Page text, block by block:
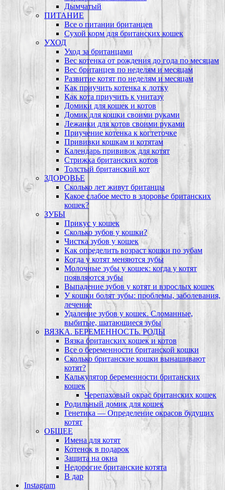
Дымчатый
ПИТАНИЕ
Все о питании британцев
Сухой корм для британских кошек
УХОД
Уход за британцами
Вес котенка от рождения до года по месяцам
Вес британцев по неделям и месяцам
Развитие котят по неделям и месяцам
Как приучить котенка к лотку
Как кота приучить к унитазу
Домики для кошек и котов
Домик для кошки своими руками
Лежанки для котов своими руками
Приучение котенка к когтеточке
Прививки кошкам и котятам
Календарь прививок для котят
Стрижка британских котов
Толстый британский кот
ЗДОРОВЬЕ
Сколько лет живут британцы
Какое слабое место в здоровье британских
кошек?
ЗУБЫ
Прикус у кошек
Сколько зубов у кошки?
Чистка зубов у кошек
Как определить возраст кошки по зубам
Когда у котят меняются зубы
Молочные зубы у кошек: когда у котят
появляются зубы
Выпадение зубов у котят и взрослых кошек
У кошки болят зубы: проблемы, заболевания,
лечение
Удаление зубов у кошек. Сломанные,
выбитые, шатающиеся зубы
ВЯЗКА. БЕРЕМЕННОСТЬ. РОДЫ
Вязка британских кошек и котов
Все о беременности британской кошки
Сколько британские кошки вынашивают
котят?
Калькулятор беременности британских
кошек
Черепаховый окрас британских кошек
Родильный домик для кошек
Генетика — Определение окрасов будущих
котят
ОБЩЕЕ
Имена для котят
Котенок в подарок
Защита на окна
Недорогие британские котята
В дар
Instagram